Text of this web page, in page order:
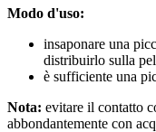
Modo d'uso:
insaponare una
distribuirlo sulla
è sufficiente una
Nota: evitare il contatto
abbondantemente con